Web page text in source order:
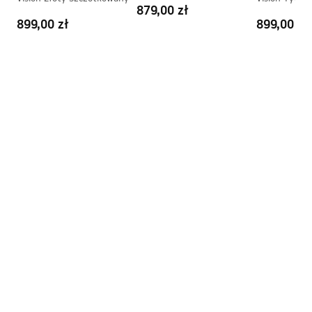
899,00 zł
Szczotkowane + BOX
879,00 zł
899,00 zł